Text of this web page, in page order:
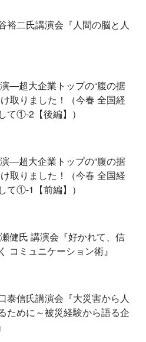
裕二氏講演会『人間の脳と人
―超大企業トップの“腹の据
取りました！（今春 全国経
て①-2【後編】）
―超大企業トップの“腹の据
取りました！（今春 全国経
て①-1【前編】）
健氏 講演会『好かれて、信
ミュニケーション術』
泰信氏講演会『大災害から人
ために～被災経験から語る企